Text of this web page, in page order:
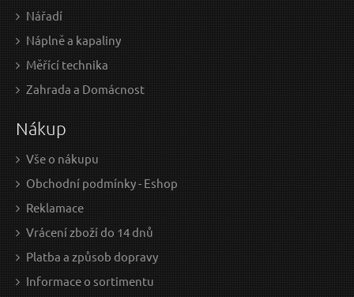
142 Kč / Ks
117.36 Kč bez DPH
Nářadí
Náplně a kapaliny
Měřící technika
Zahrada a Domácnost
Nákup
Vše o nákupu
Obchodní podmínky - Eshop
Reklamace
Vrácení zboží do 14 dnů
Platba a způsob dopravy
Informace o sortimentu